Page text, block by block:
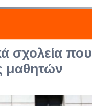
σχολεία που
μαθητών